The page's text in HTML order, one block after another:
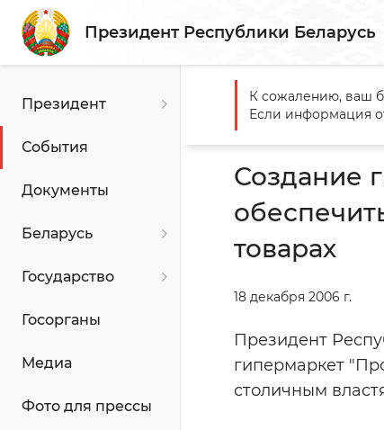
Президент Республики Беларусь
Президент
События
Документы
Беларусь
Государство
Госорганы
Медиа
Фото для прессы
Главная События
качественных товарах
Создание
товарах
18 декабря 2006 г.
Президент
гипермаркет
столичным
К сожалению, ваш
Если информация